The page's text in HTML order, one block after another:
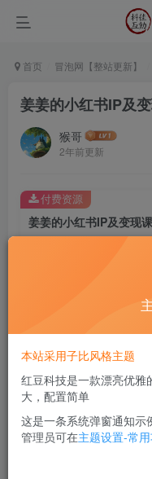
首页 冒泡网【整站更新】
姜姜的小红书IP及
猴哥
2年前更新
姜姜的小红书IP及变现
此内容为付费资源，请付
免费
付费资源
姜姜的小红书IP及变现课
本站采用子比风格主题
红豆科技是一款漂亮优雅
大，配置简单
这是一条系统弹窗通知示
管理员可在主题设置-常